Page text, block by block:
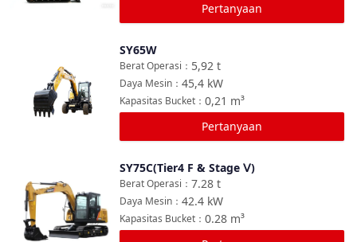
Pertanyaan
SY65W
5,92 t
Berat Operasi ：
45,4 kW
Daya Mesin ：
0,21 m³
Kapasitas Bucket ：
Pertanyaan
SY75C(Tier4 F & Stage Ⅴ)
7.28 t
Berat Operasi ：
42.4 kW
Daya Mesin ：
0.28 m³
Kapasitas Bucket ：